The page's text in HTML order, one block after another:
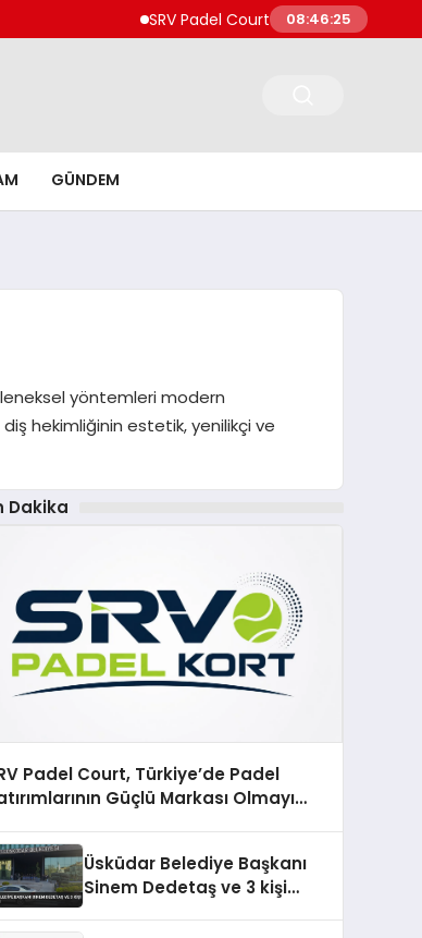
SRV Padel Court, Türkiye’de Padel08:46:26
GÜNDEM
yöntemleri modern
hekimliğinin estetik, yenilikçi ve
Dakika
Padel Court, Türkiye’de Padel
Güçlü Markası Olmayı
Üsküdar Belediye Başkanı
Sinem Dedetaş ve 3 kişi